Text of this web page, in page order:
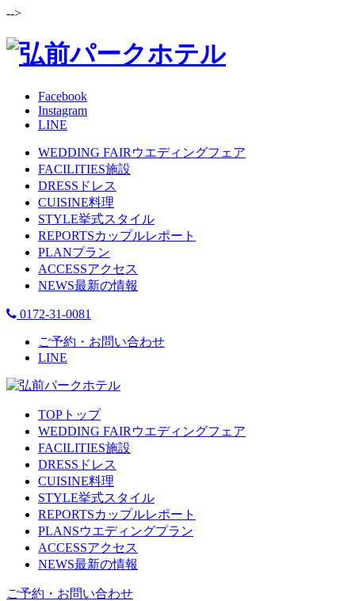
-->
Facebook
Instagram
LINE
WEDDING FAIR ウエディングフェア
FACILITIES施設
DRESS ドレス
CUISINE料理
STYLE挙式スタイル
REPORTSカップルレポート
PLANプラン
ACCESSアクセス
NEWS最新の情報
0172-31-0081
ご予約・お問い合わせ
LINE
TOP トップ
WEDDING FAIR ウエディングフェア
FACILITIES施設
DRESS ドレス
CUISINE料理
STYLE挙式スタイル
REPORTSカップルレポート
PLANSウエディングプラン
ACCESSアクセス
NEWS最新の情報
ご予約・お問い合わせ